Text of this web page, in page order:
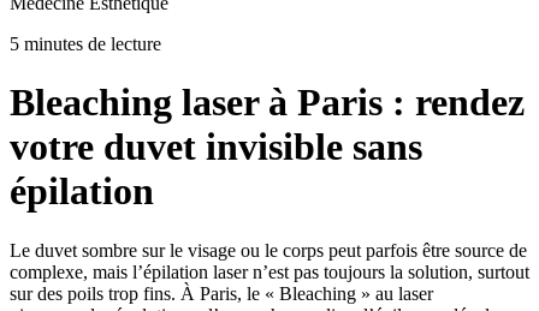
5 minutes de lecture
Bleaching laser à Paris : rendez
votre duvet invisible sans
épilation
Le duvet sombre sur le visage ou le corps peut parfois être source de
complexe, mais l’épilation laser n’est pas toujours la solution, surtout
sur des poils trop fins. À Paris, le « Bleaching » au laser